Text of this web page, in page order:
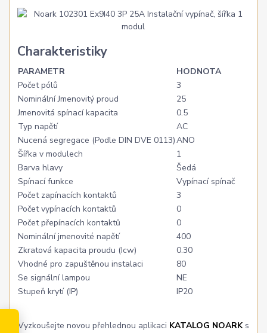
Charakteristiky
PARAMETR
HODNOTA
Počet pólů
3
Nominální Jmenovitý proud
25
Jmenovitá spínací kapacita
0.5
Typ napětí
AC
Nucená segregace (Podle DIN DVE 0113)ANO
Šířka v modulech
1
Barva hlavy
Šedá
Spínací funkce
Vypínací spínač
Počet zapínacích kontaktů
3
Počet vypínacích kontaktů
0
Počet přepínacích kontaktů
0
Nominální jmenovité napětí
400
Zkratová kapacita proudu (Icw)
0.30
Vhodné pro zapuštěnou instalaci
80
Se signální lampou
NE
Stupeň krytí (IP)
IP20
Vyzkoušejte novou přehlednou aplikaci KATALOG NOARKs